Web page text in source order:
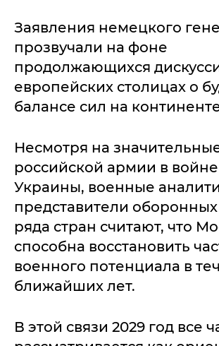
Заявления немецкого
прозвучали на фоне
продолжающихся
европейских столицах о
балансе сил на
Несмотря на
российской армии в
Украины, военные
представители
ряда стран считают, что
способна восстановить
военного потенциала в
ближайших лет.
В этой связи 2029 год все